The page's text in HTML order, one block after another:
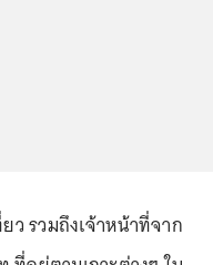
ว รวมถึงเจ้าหน้าที่จาก